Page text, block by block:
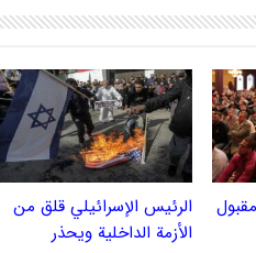
الرئيس الإسرائيلي قلق من
الأزمة الداخلية ويحذر